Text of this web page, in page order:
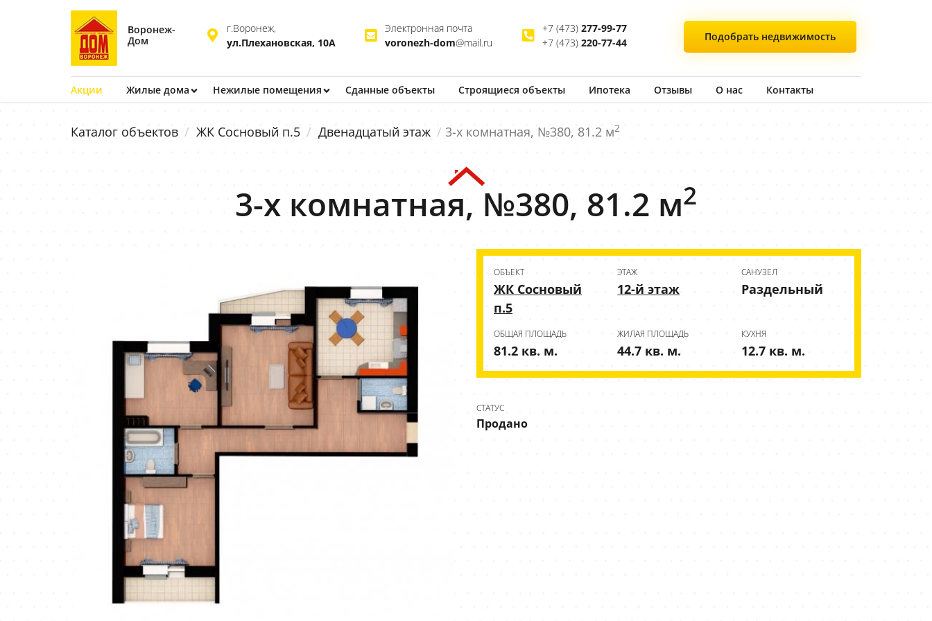
Воронеж-
Дом
Подобрать недвижимость
г.Воронеж,
ул.Плехановская, 10А
Электронная почта
voronezh-dom@mail.ru
+7 (473) 277-99-77
+7 (473) 220-77-44
Акции Жилые дома Нежилые помещения Сданные объекты Строящиеся объекты Ипотека Отзывы О нас Контакты
Каталог объектов ЖК Сосновый п.5 Двенадцатый этаж 3-х комнатная, №380, 81.2 м2
3-х комнатная, №380, 81.2 м2
ОБЪЕКТ
ЖК Сосновый
п.5
ЭТАЖ
12-й этаж
CАНУЗЕЛ
Раздельный
ОБЩАЯ ПЛОЩАДЬ
81.2 кв. м.
ЖИЛАЯ ПЛОЩАДЬ
44.7 кв. м.
КУХНЯ
12.7 кв. м.
СТАТУС
Продано